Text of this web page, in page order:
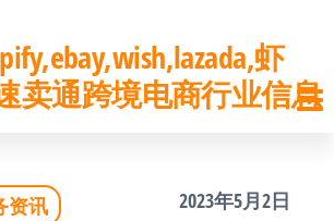
虾
卖通跨境电商行业信息
资讯 2023年5月2日